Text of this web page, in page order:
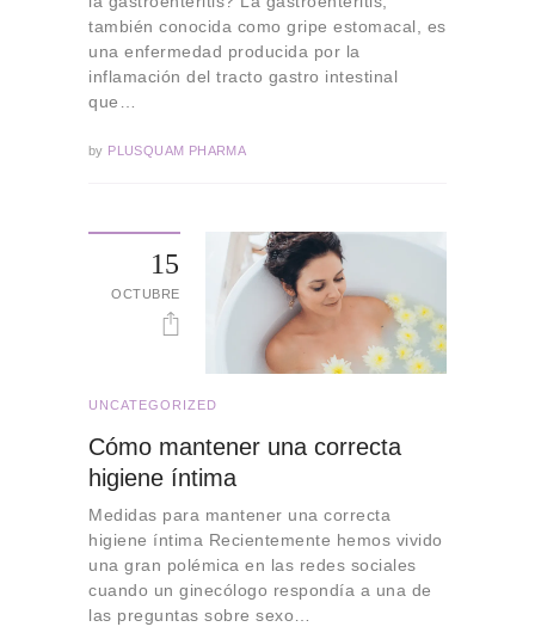
también conocida como gripe estomacal, es
una enfermedad producida por la
inflamación del tracto gastro intestinal
que…
by PLUSQUAM PHARMA
15
OCTUBRE
UNCATEGORIZED
Cómo mantener una correcta
higiene íntima
Medidas para mantener una correcta
higiene íntima Recientemente hemos vivido
una gran polémica en las redes sociales
cuando un ginecólogo respondía a una de
las preguntas sobre sexo…